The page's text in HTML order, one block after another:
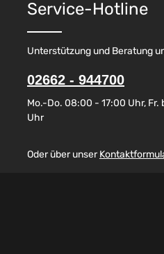
Service-Hotline
Unterstützung und Beratung
02662 - 944700
Mo.-Do. 08:00 - 17:00 Uhr, Fr.
Uhr
Oder über unser